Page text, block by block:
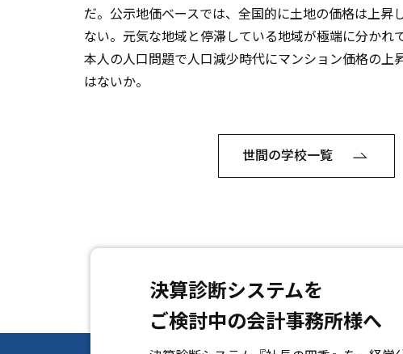
だ。公示地価ベースでは、全国的に土地の価格は上昇
ない。元気な地域と停滞している地域が極端に分かれ
本人の人口問題で人口減少時代にマンション価格の上
はないか。
世間の学校一覧
決算診断システムを
ご検討中の会計事務所様へ